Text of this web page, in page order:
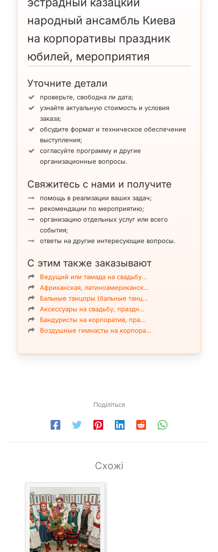
народный ансамбль Киева
на корпоративы праздник
юбилей, мероприятия
Уточните детали
проверьте, свободна ли дата;
узнайте актуальную стоимость и условия
заказа;
обсудите формат и техническое обеспечение
выступления;
согласуйте программу и другие
организационные вопросы.
Свяжитесь с нами и получите
помощь в реализации ваших задач;
рекомендации по мероприятию;
организацию отдельных услуг или всего
события;
ответы на другие интересующие вопросы.
С этим также заказывают
Ведущий или тамада на свадьбу…
Африканская, латиноамериканск…
Бальные танцоры (бальные танц…
Аксессуары на свадьбу, праздн…
Бандуристы на корпоратив, пра…
Воздушные гимнасты на корпора…
Поділіться
Схожі